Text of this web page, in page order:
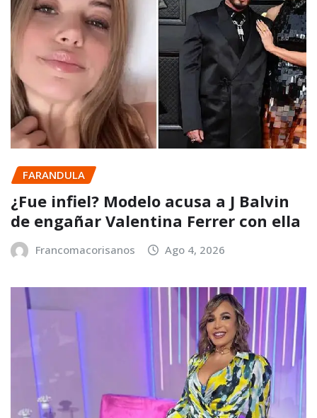
FARANDULA
¿Fue infiel? Modelo acusa a J Balvin
de engañar Valentina Ferrer con ella
Francomacorisanos Ago 4, 2026